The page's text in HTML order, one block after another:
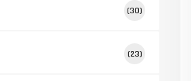
(30)
(23)